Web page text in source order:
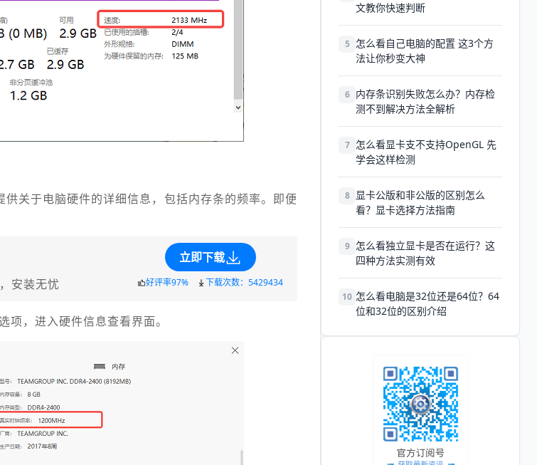
关于电脑硬件的详细信息，包括内存条的频率。即便
安装无忧
立即下载
好评率97% 下载次数：5429434
项，进入硬件信息查看界面。
文教你快速判断
5 怎么看自己电脑的配置 这3个方
法让你秒变大神
6 内存条识别失败怎么办？内存检
测不到解决方法全解析
7 怎么看显卡支不支持OpenGL 先
学会这样检测
8
显卡公版和非公版的区别怎么
看？显卡选择方法指南
9 怎么看独立显卡是否在运行？这
四种方法实测有效
10 怎么看电脑是32位还是64位？64
位和32位的区别介绍